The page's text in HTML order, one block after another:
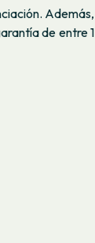
Además,
de entre 1